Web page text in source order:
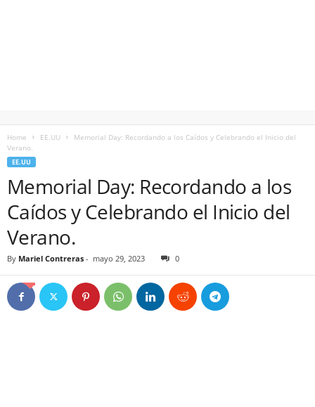
Home EE.UU
Memorial Day: Recordando a los Caídos y Celebrando el Inicio del
Verano.
EE.UU
Memorial Day: Recordando a los
Caídos y Celebrando el Inicio del
Verano.
By Mariel Contreras - mayo 29, 2023 0